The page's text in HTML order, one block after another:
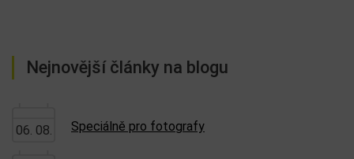
Nejnovější články na blogu
06. 08. Speciálně pro fotografy